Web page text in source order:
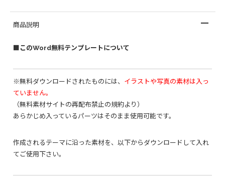
商品説明
■このWord無料テンプレートについて
※無料ダウンロードされたものには、 イラストや写真の素材は入っ
ていません。
（無料素材サイトの再配布禁止の規約より）
あらかじめ入っているパーツはそのまま使用可能です。
作成されるテーマに沿った素材を、以下からダウンロードして入れ
てご使用下さい。